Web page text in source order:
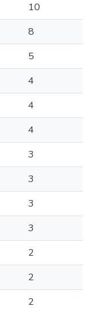
10
8
5
4
4
4
3
3
3
3
2
2
2